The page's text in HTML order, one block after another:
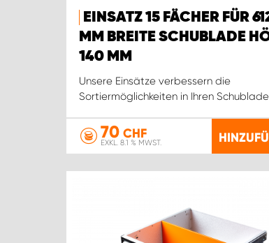
EINSATZ 15 FÄCHER FÜR
MM BREITE SCHUBLADE
140 MM
Unsere Einsätze verbessern die
Sortiermöglichkeiten in Ihren
70 CHF
EXKL. 8.1 % MWST.